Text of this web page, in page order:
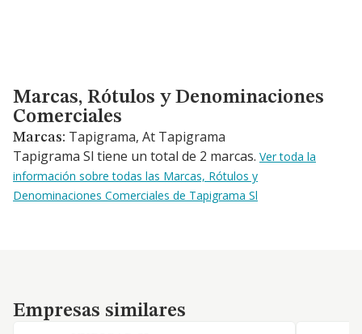
Marcas, Rótulos y Denominaciones Comerciales
Marcas, Rótulos y Denominaciones
Comerciales
Marcas: Tapigrama, At Tapigrama
Tapigrama Sl tiene un total de 2 marcas. Ver toda la
información sobre todas las Marcas, Rótulos y
Denominaciones Comerciales de Tapigrama Sl
Empresas similares
Empresas similares